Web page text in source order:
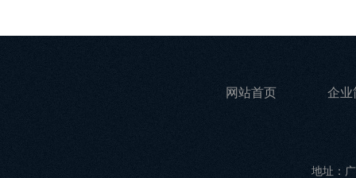
网站首页 企业
地址：